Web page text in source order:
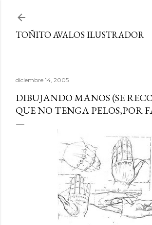
TOÑITO AVALOS ILUSTRADOR
diciembre 14, 2005
DIBUJANDO MANOS (SE
QUE NO TENGA PELOS,POR